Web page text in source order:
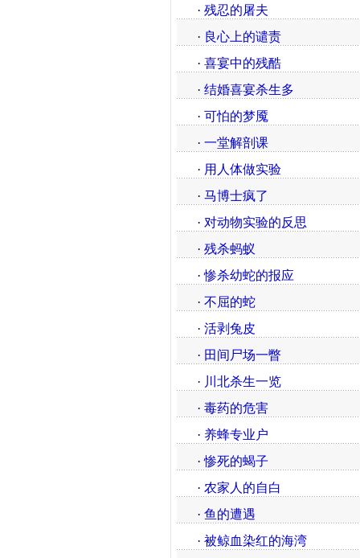
· 残忍的屠夫
· 良心上的谴责
· 喜宴中的残酷
· 结婚喜宴杀生多
· 可怕的梦魇
· 一堂解剖课
· 用人体做实验
· 马博士疯了
· 对动物实验的反思
· 残杀蚂蚁
·惨杀幼蛇的报应
· 不屈的蛇
· 活剥兔皮
· 田间尸场一瞥
· 川北杀生一览
· 毒药的危害
· 养蜂专业户
·惨死的蝎子
· 农家人的自白
· 鱼的遭遇
· 被鲸血染红的海湾